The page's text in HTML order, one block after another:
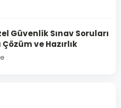
Güvenlik Sınav Soruları
Çözüm ve Hazırlık